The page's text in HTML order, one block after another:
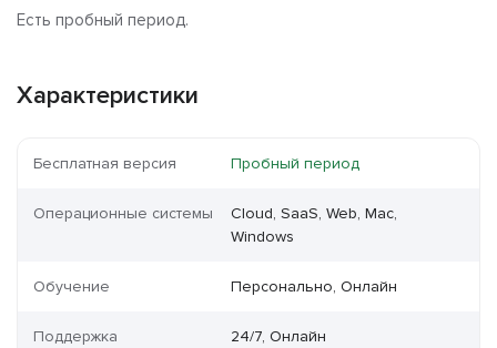
Есть пробный период.
Характеристики
Бесплатная версия Пробный период
Операционные системы
Cloud, SaaS, Web, Mac,
Windows
Обучение Персонально, Онлайн
Поддержка 24/7, Онлайн